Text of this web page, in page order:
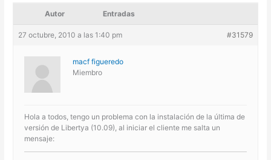
Autor Entradas
27 octubre, 2010 a las 1:40 pm #31579
macf figueredo
Miembro
Hola a todos, tengo un problema con la instalación de la última de
versión de Libertya (10.09), al iniciar el cliente me salta un
mensaje: